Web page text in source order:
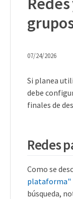
07/24/2026
Si planea
debe
finales de
Redes
Como se
plataforma"
búsqueda,